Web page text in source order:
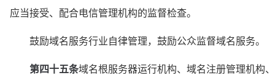
应当接受、配合电信管理机构的监督检查。
鼓励域名服务行业自律管理，鼓励公众监督域名服务。
第四十五条域名根服务器运行机构、域名注册管理机构